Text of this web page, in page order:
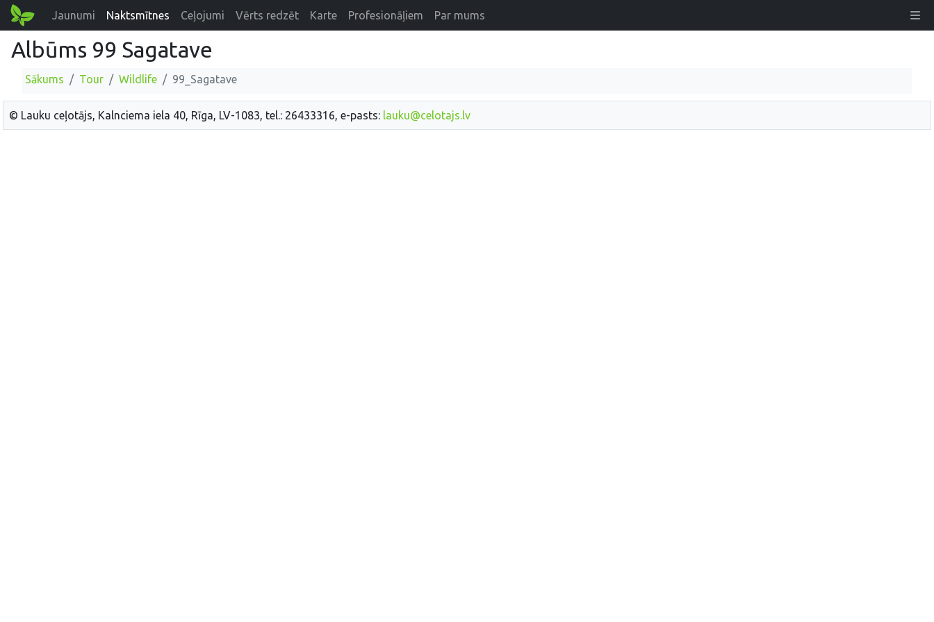
Jaunumi Naktsmītnes Ceļojumi Vērts redzēt Karte Profesionāļiem Par mums
Albūms 99 Sagatave
Sākums Tour Wildlife 99_Sagatave
© Lauku ceļotājs, Kalnciema iela 40, Rīga, LV-1083, tel.: 26433316, e-pasts: lauku@celotajs.lv